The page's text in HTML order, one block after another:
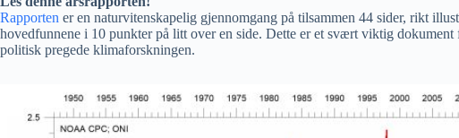
Rapporten er en naturvitenskapelig gjennomgang på tilsammen 44 sider, rikt
hovedfunnene i 10 punkter på litt over en side. Dette er et svært viktig
politisk pregede klimaforskningen.